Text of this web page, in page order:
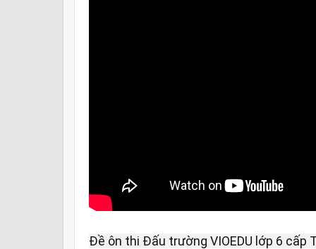
Đề ôn thi Đấu trường VIOEDU lớp 6 cấp